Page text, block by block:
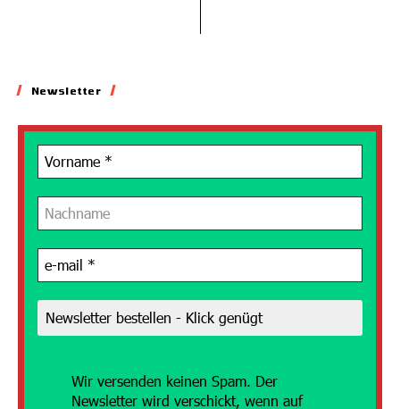
Newsletter
Wir versenden keinen Spam. Der
Newsletter wird verschickt, wenn auf